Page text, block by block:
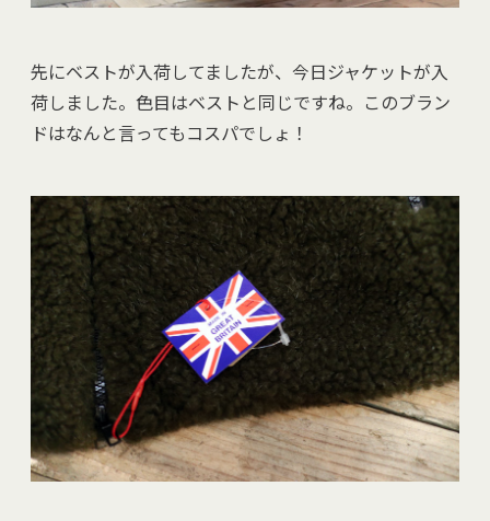
先にベストが入荷してましたが、今日ジャケットが入
荷しました。色目はベストと同じですね。このブラン
ドはなんと言ってもコスパでしょ！